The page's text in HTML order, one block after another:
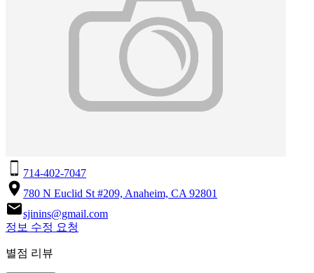
714-402-7047
780 N Euclid St #209, Anaheim, CA 92801
sjinins@gmail.com
정보 수정 요청
별점 리뷰